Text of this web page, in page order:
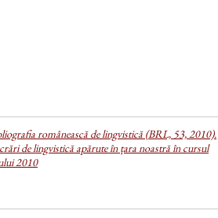
românească de lingvistică (BRL, 53, 2010).
de lingvistică apărute în țara noastră în cursul
2010